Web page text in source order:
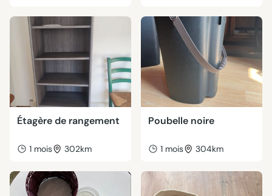
Étagère de rangement
1 mois 302km
Poubelle noire
1 mois 304km